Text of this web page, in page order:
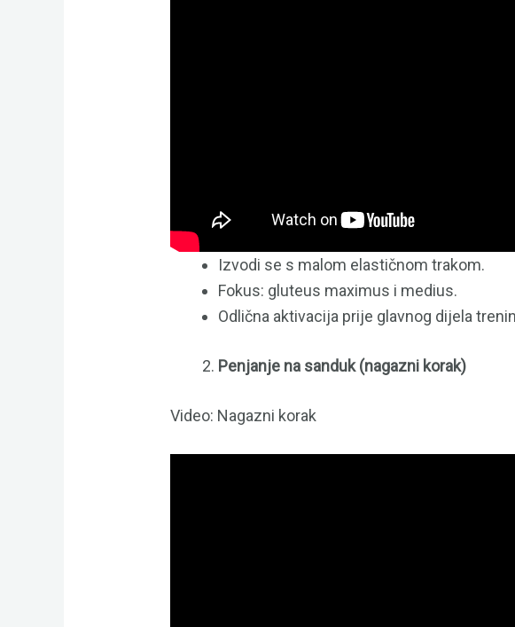
Izvodi se s malom elastičnom trakom.
Fokus: gluteus maximus i medius.
Odlična aktivacija prije glavnog dijela
Penjanje na sanduk (nagazni korak)
Video: Nagazni korak